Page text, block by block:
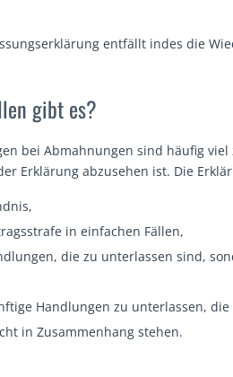
entfällt indes die
gibt es?
bei Abmahnungen sind häufig viel
Erklärung abzusehen ist. Die
in einfachen Fällen,
die zu unterlassen sind,
Handlungen zu unterlassen,
in Zusammenhang stehen.